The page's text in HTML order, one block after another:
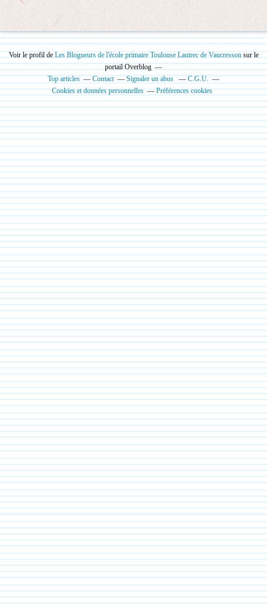
Voir le profil de Les Blogueurs de l'école primaire Toulouse Lautrec de Vaucressonsur le
portail Overblog
Top articles
Contact Signaler un abus
C.G.U.
Cookies et données personnelles
Préférences cookies